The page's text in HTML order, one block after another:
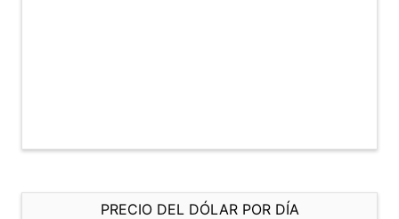
PRECIO DEL DÓLAR POR DÍA